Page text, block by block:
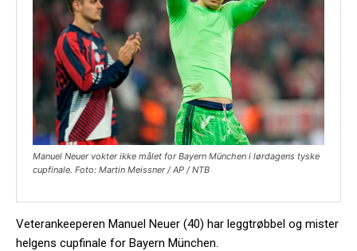
Manuel Neuer vokter ikke målet for Bayern München i lørdagens tyske
cupfinale. Foto: Martin Meissner / AP / NTB
Veterankeeperen Manuel Neuer (40) har leggtrøbbel og mister
helgens cupfinale for Bayern München.